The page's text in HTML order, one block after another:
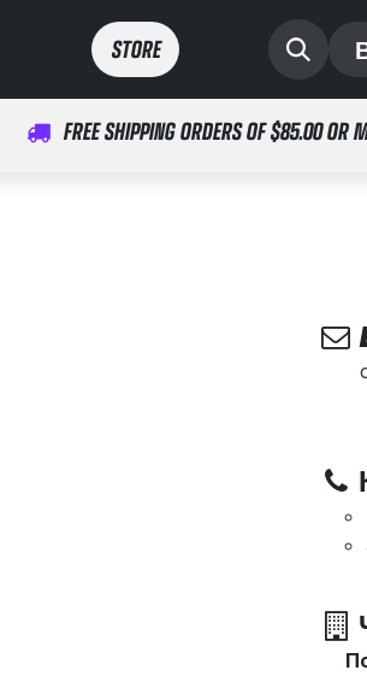
STORE​​
FREE SHIPPING ORDERS OF $85.00 OR